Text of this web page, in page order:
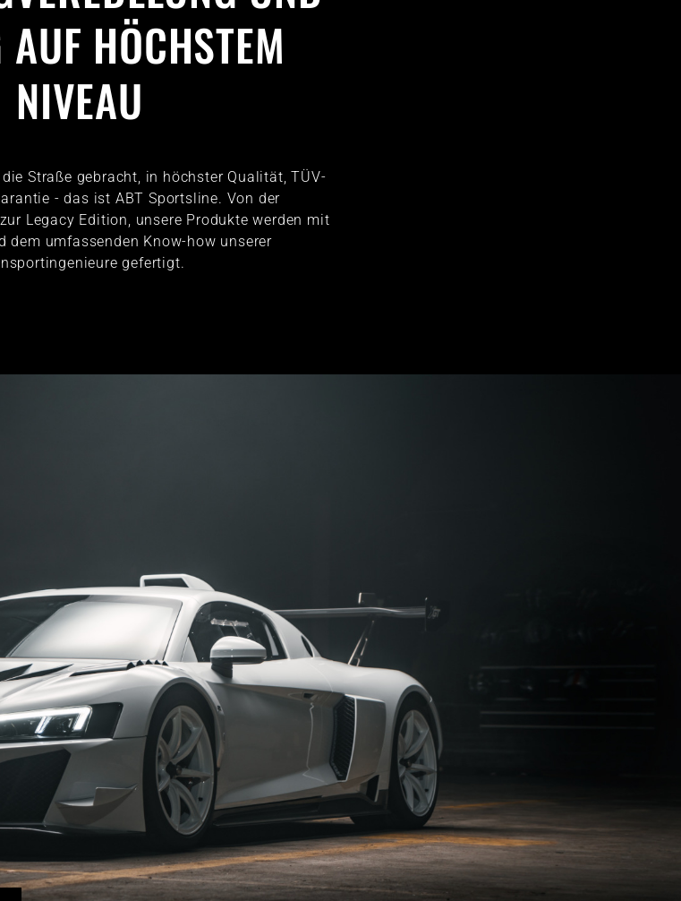
HÖCHSTEM
NIVEAU
Straße gebracht, in höchster Qualität, TÜV-
- das ist ABT Sportsline. Von der
Legacy Edition, unsere Produkte werden mit
dem umfassenden Know-how unserer
gefertigt.